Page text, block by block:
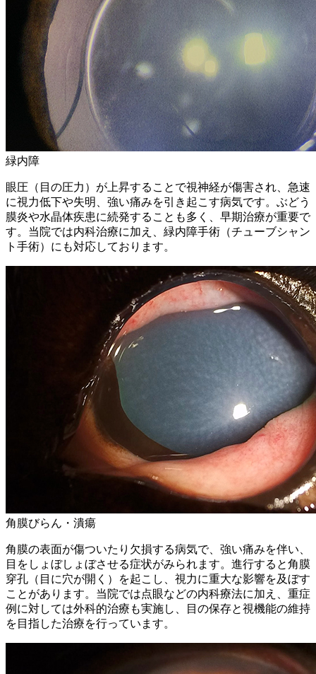
緑内障
眼圧（目の圧力）が上昇することで視神経が傷害され、急速
に視力低下や失明、強い痛みを引き起こす病気です。ぶどう
膜炎や水晶体疾患に続発することも多く、早期治療が重要で
す。当院では内科治療に加え、緑内障手術（チューブシャン
ト手術）にも対応しております。
角膜びらん・潰瘍
角膜の表面が傷ついたり欠損する病気で、強い痛みを伴い、
目をしょぼしょぼさせる症状がみられます。進行すると角膜
穿孔（目に穴が開く）を起こし、視力に重大な影響を及ぼす
ことがあります。当院では点眼などの内科療法に加え、重症
例に対しては外科的治療も実施し、目の保存と視機能の維持
を目指した治療を行っています。